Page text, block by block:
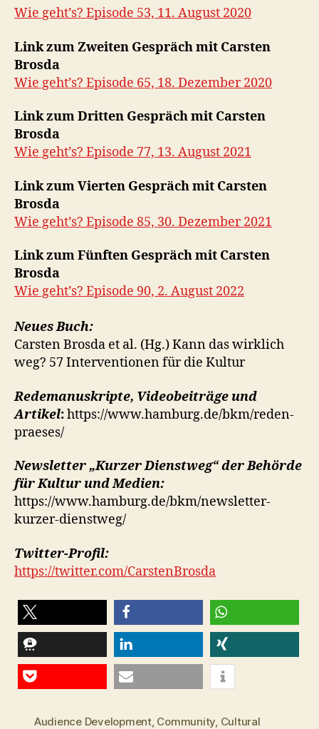
Wie geht’s? Episode 53, 11. August 2020
Link zum Zweiten Gespräch mit Carsten
Brosda
Wie geht’s? Episode 65, 18. Dezember 2020
Link zum Dritten Gespräch mit Carsten
Brosda
Wie geht’s? Episode 77, 13. August 2021
Link zum Vierten Gespräch mit Carsten
Brosda
Wie geht’s? Episode 85, 30. Dezember 2021
Link zum Fünften Gespräch mit Carsten
Brosda
Wie geht’s? Episode 90, 2. August 2022
Neues Buch:
Carsten Brosda et al. (Hg.) Kann das wirklich
weg? 57 Interventionen für die Kultur
Redemanuskripte, Videobeiträge und
Artikel:https://www.hamburg.de/bkm/reden-
praeses/
Newsletter „Kurzer Dienstweg“ der Behörde
für Kultur und Medien:
https://www.hamburg.de/bkm/newsletter-
kurzer-dienstweg/
Twitter-Profil:
https://twitter.com/CarstenBrosda
teilen teilen teilen
teilen teilen teilen
Audience Development, Community, Cultural